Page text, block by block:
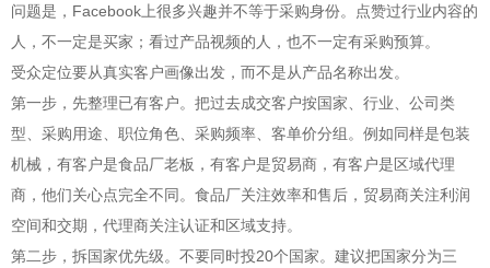
问题是，Facebook上很多兴趣并不等于采购身份。点赞过行业内容的
人，不一定是买家；看过产品视频的人，也不一定有采购预算。
受众定位要从真实客户画像出发，而不是从产品名称出发。
第一步，先整理已有客户。把过去成交客户按国家、行业、公司类
型、采购用途、职位角色、采购频率、客单价分组。例如同样是包装
机械，有客户是食品厂老板，有客户是贸易商，有客户是区域代理
商，他们关心点完全不同。食品厂关注效率和售后，贸易商关注利润
空间和交期，代理商关注认证和区域支持。
第二步，拆国家优先级。不要同时投20个国家。建议把国家分为三